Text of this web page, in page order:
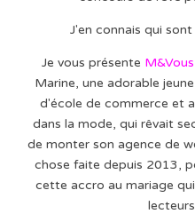
J'en connais qui
Je vous présente
Marine, une adorable
d'école de commerce et
dans la mode, qui rêvait
de monter son agence de
chose faite depuis 2013,
cette accro au mariage